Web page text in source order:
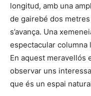
longitud, amb una
de gairebé dos
s’avança. Una
espectacular columna
En aquest meravellós
observar uns
que és un espai